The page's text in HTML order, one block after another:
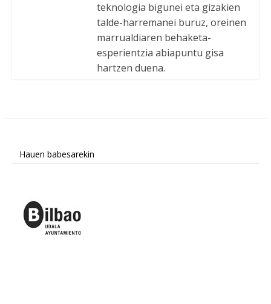
teknologia bigunei eta gizakien
talde-harremanei buruz, oreinen
marrualdiaren behaketa-
esperientzia abiapuntu gisa
hartzen duena.
Hauen babesarekin